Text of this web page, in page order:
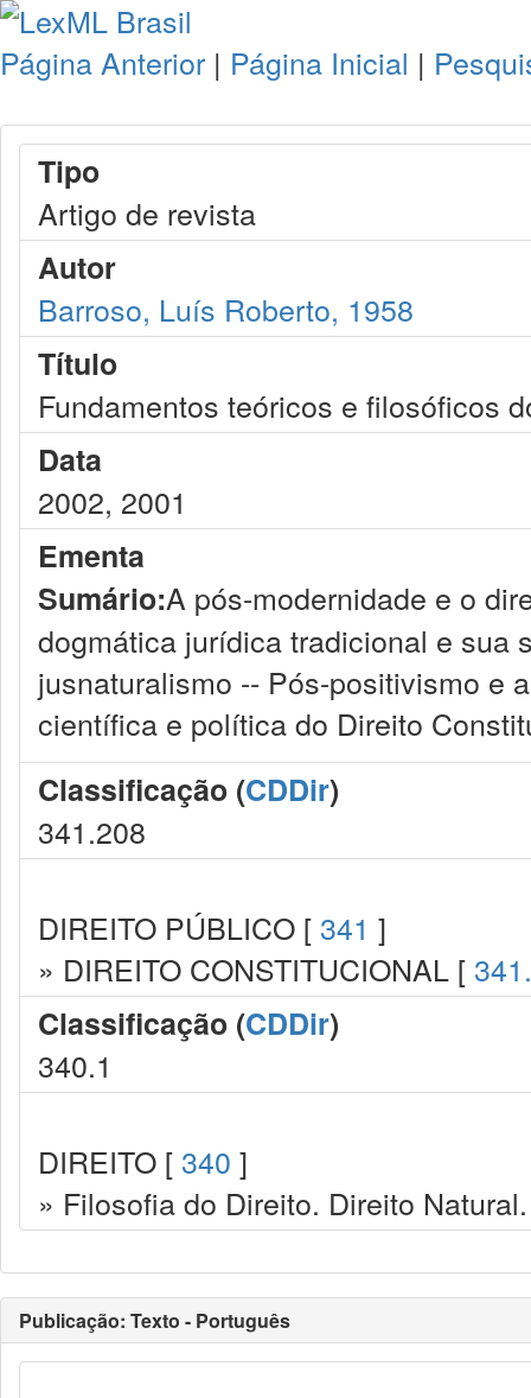
Página Anterior | Página Inicial |
Tipo
Artigo de revista
Autor
Barroso, Luís Roberto, 1958
Título
Fundamentos teóricos e filosóficos
Data
2002, 2001
Ementa
Sumário:A pós-modernidade e o
dogmática jurídica tradicional e sua
jusnaturalismo -- Pós-positivismo e
científica e política do Direito
Classificação (CDDir)
341.208
DIREITO PÚBLICO [ 341 ]
» DIREITO CONSTITUCIONAL [
Classificação (CDDir)
340.1
DIREITO [ 340 ]
» Filosofia do Direito. Direito
Publicação: Texto - Português